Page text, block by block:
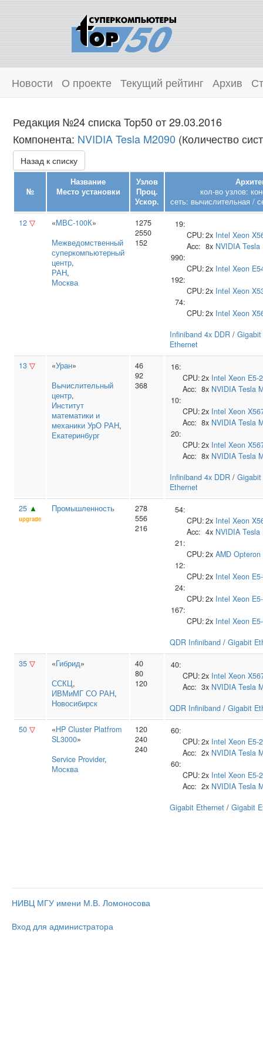
Новости О проекте Текущий рейтинг Архив
Редакция №24 списка Top50 от 29.03.2016
Компонента: NVIDIA Tesla M2090 (Количество
Назад к списку
№
Название
Место установки
Узлов
Проц.
Ускор.
кол-во узлов:
сеть: вычислительная /
12 ▽ «МВС-100К»
Межведомственный
суперкомпьютерный
центр,
РАН,
Москва
1275
2550
152
19:
CPU:2x Intel Xeon
Acc: 8x NVIDIA Tesla
990:
CPU:2x Intel Xeon
192:
CPU:2x Intel Xeon
74:
CPU:2x Intel Xeon
Infiniband 4x DDR /
Ethernet
13 ▽ «Уран»
Вычислительный
центр,
Институт
математики и
механики УрО РАН,
Екатеринбург
46
92
368
16:
CPU:2x Intel Xeon E5-
Acc: 8x NVIDIA Tesla
10:
CPU:2x Intel Xeon
Acc: 8x NVIDIA Tesla
20:
CPU:2x Intel Xeon
Acc: 8x NVIDIA Tesla
Infiniband 4x DDR /
Ethernet
25 ▲
upgrade
Промышленность
278
556
216
54:
CPU:2x Intel Xeon
Acc: 4x NVIDIA Tesla
21:
CPU:2x AMD Opteron
12:
CPU:2x Intel Xeon
24:
CPU:2x Intel Xeon
167:
CPU:2x Intel Xeon
QDR Infiniband / Gigabit
35 ▽ «Гибрид»
ССКЦ,
ИВМиМГ СО РАН,
Новосибирск
40
80
120
40:
CPU:2x Intel Xeon
Acc: 3x NVIDIA Tesla
QDR Infiniband / Gigabit
50 ▽ «HP Cluster Platfrom
SL3000»
Service Provider,
Москва
120
240
240
60:
CPU:2x Intel Xeon E5-
Acc: 2x NVIDIA Tesla
60:
CPU:2x Intel Xeon E5-
Acc: 2x NVIDIA Tesla
Gigabit Ethernet / Gigabit
НИВЦ МГУ имени М.В. Ломоносова
Вход для администратора